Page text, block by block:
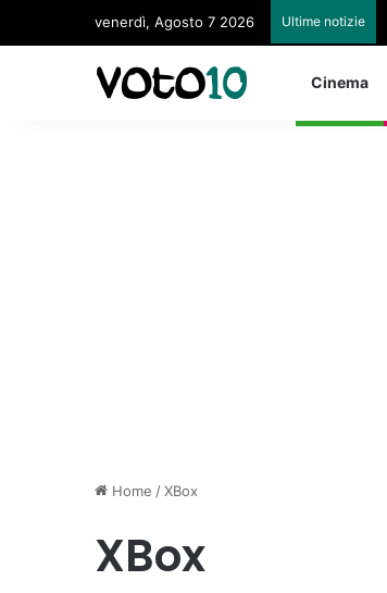
venerdì, Agosto 7 2026 Ultime notizie
Cinema
Home /XBox
XBox